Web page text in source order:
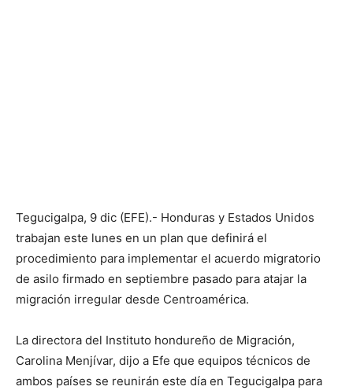
Tegucigalpa, 9 dic (EFE).- Honduras y Estados Unidos
trabajan este lunes en un plan que definirá el
procedimiento para implementar el acuerdo migratorio
de asilo firmado en septiembre pasado para atajar la
migración irregular desde Centroamérica.
La directora del Instituto hondureño de Migración,
Carolina Menjívar, dijo a Efe que equipos técnicos de
ambos países se reunirán este día en Tegucigalpa para